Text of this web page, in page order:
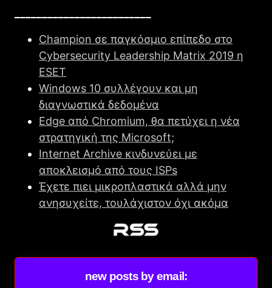
Champion σε παγκόσμιο επίπεδο στο
Cybersecurity Leadership Matrix 2019 η
ESET
Windows 10 συλλέγουν και μη
διαγνωστικά δεδομένα
Edge από Chromium, θα πετύχει η νέα
στρατηγική της Microsoft;
Internet Archive κινδυνεύει με
αποκλεισμό από τους ISPs
Έχετε πιει μικροπλαστικά αλλά μην
ανησυχείτε, τουλάχιστον όχι ακόμα
new posts by email: